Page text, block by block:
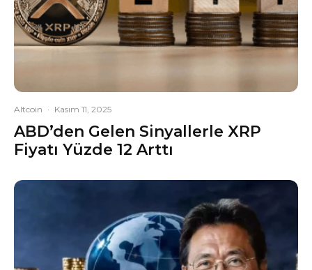
Altcoin · Kasım 11, 2025
ABD’den Gelen Sinyallerle XRP
Fiyatı Yüzde 12 Arttı